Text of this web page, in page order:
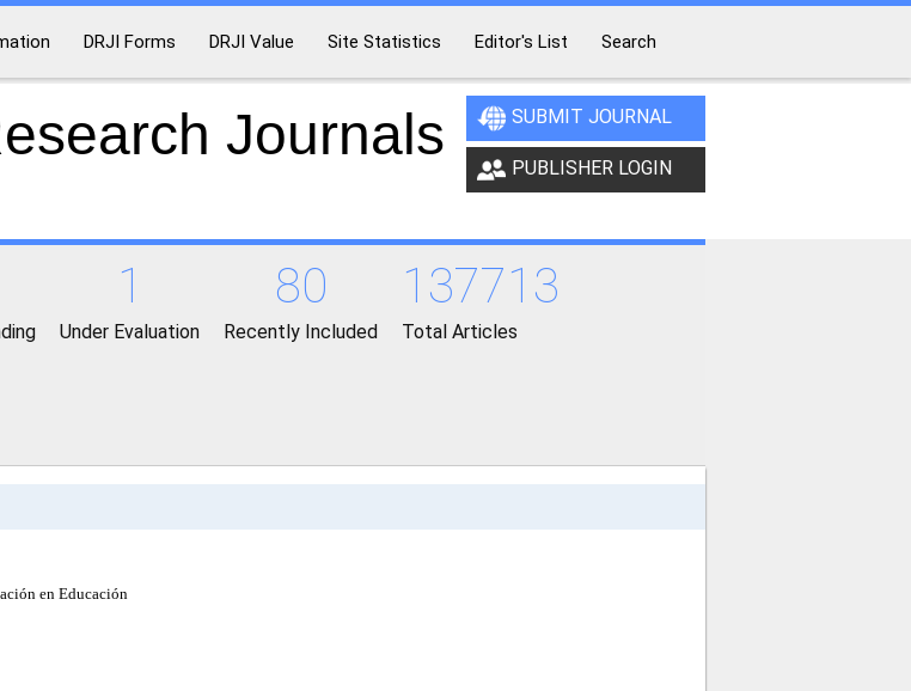
DRJI Forms DRJI Value Site Statistics Editor's List Search
Journals
SUBMIT JOURNAL
PUBLISHER LOGIN
1
Under Evaluation
80
Recently Included
137713
Total Articles
en Educación